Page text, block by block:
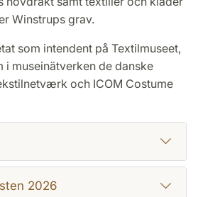
Winstrups grav.
som intendent på Textilmuseet,
i museinätverken de danske
och ICOM Costume
2026